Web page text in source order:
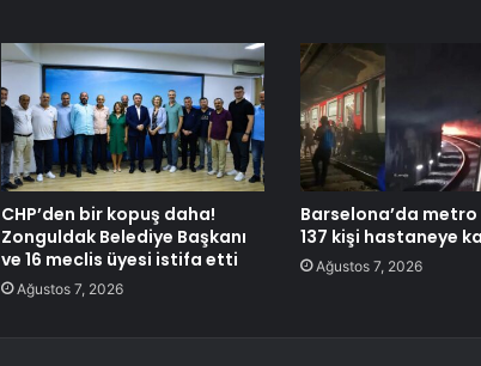
CHP’den bir kopuş daha!
Zonguldak Belediye Başkanı
ve 16 meclis üyesi istifa etti
Ağustos 7, 2026
Barselona’da
137 kişi hastaneye
Ağustos 7, 2026